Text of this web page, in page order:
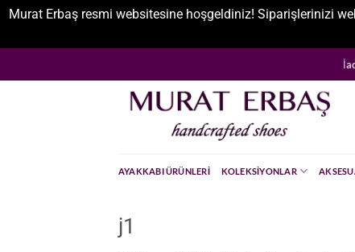
Murat Erbaş resmi websitesine hoşgeldiniz! Siparişlerinizi
atla
AYAKKABI ÜRÜNLERI KOLEKSIYONLAR
j1